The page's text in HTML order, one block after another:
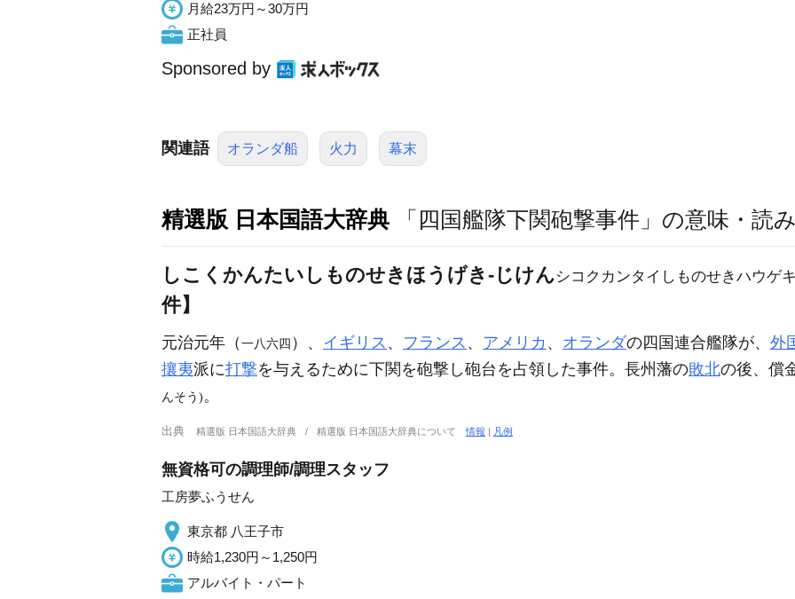
月給23万円～30万円
正社員
Sponsored by
関連語 オランダ船 火力 幕末
精選版 日本国語大辞典 「四国艦隊下関砲撃事件」の意味・読
しこくかんたいしものせきほうげき‐じけんシコクカンタイしものせきハウゲ
件】
元治元年（一八六四 ）、 イギリス 、 フランス 、 アメリカ 、 オランダの四国連合艦隊が、 外
攘夷派に打撃を与えるために下関を砲撃し砲台を占領した事件。長州藩の敗北の後、償
んそう)。
出典 精選版 日本国語大辞典 精選版 日本国語大辞典について情報 | 凡例
無資格可の調理師/調理スタッフ
工房夢ふうせん
東京都 八王子市
時給1,230円～1,250円
アルバイト・パート